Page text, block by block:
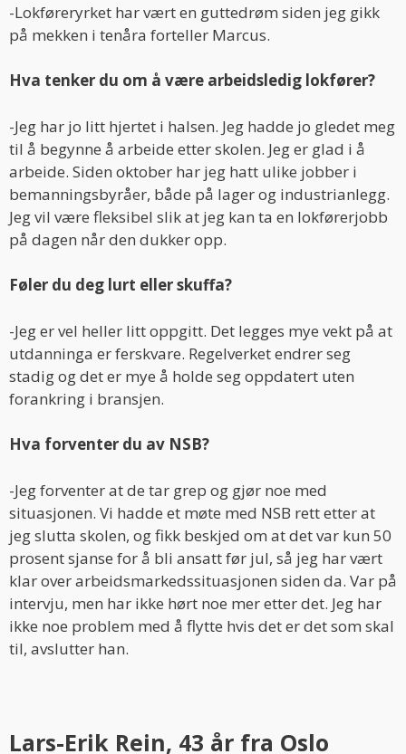
-Lokføreryrket har vært en guttedrøm siden jeg gikk
på mekken i tenåra forteller Marcus.
Hva tenker du om å være arbeidsledig lokfører?
-Jeg har jo litt hjertet i halsen. Jeg hadde jo gledet meg
til å begynne å arbeide etter skolen. Jeg er glad i å
arbeide. Siden oktober har jeg hatt ulike jobber i
bemanningsbyråer, både på lager og industrianlegg.
Jeg vil være fleksibel slik at jeg kan ta en lokførerjobb
på dagen når den dukker opp.
Føler du deg lurt eller skuffa?
-Jeg er vel heller litt oppgitt. Det legges mye vekt på at
utdanninga er ferskvare. Regelverket endrer seg
stadig og det er mye å holde seg oppdatert uten
forankring i bransjen.
Hva forventer du av NSB?
-Jeg forventer at de tar grep og gjør noe med
situasjonen. Vi hadde et møte med NSB rett etter at
jeg slutta skolen, og fikk beskjed om at det var kun 50
prosent sjanse for å bli ansatt før jul, så jeg har vært
klar over arbeidsmarkedssituasjonen siden da. Var på
intervju, men har ikke hørt noe mer etter det. Jeg har
ikke noe problem med å flytte hvis det er det som skal
til, avslutter han.
Lars-Erik Rein, 43 år fra Oslo